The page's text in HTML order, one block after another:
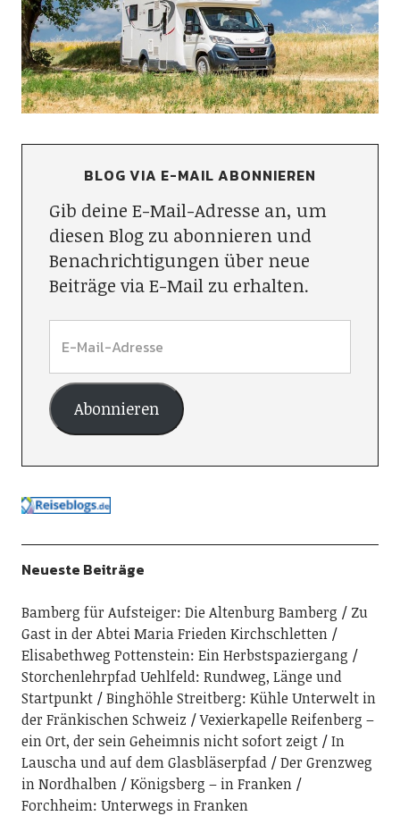
BLOG VIA E-MAIL ABONNIEREN
Gib deine E-Mail-Adresse an, um
diesen Blog zu abonnieren und
Benachrichtigungen über neue
Beiträge via E-Mail zu erhalten.
Abonnieren
Neueste Beiträge
Bamberg für Aufsteiger: Die Altenburg Bamberg
Zu
Gast in der Abtei Maria Frieden Kirchschletten
Elisabethweg Pottenstein: Ein Herbstspaziergang
Storchenlehrpfad Uehlfeld: Rundweg, Länge und
Startpunkt
Binghöhle Streitberg: Kühle Unterwelt in
der Fränkischen Schweiz
Vexierkapelle Reifenberg –
ein Ort, der sein Geheimnis nicht sofort zeigt
In
Lauscha und auf dem Glasbläserpfad
Der Grenzweg
in Nordhalben
Königsberg – in Franken
Forchheim: Unterwegs in Franken